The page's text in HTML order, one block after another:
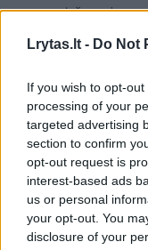
Lrytas.lt - Do Not
If you wish to opt-
processing of your
targeted advertising
section to confirm
opt-out request is
interest-based ads
us or personal
your opt-out. You
disclosure of your
apgynė čempionų
Žinios | Lietuvos